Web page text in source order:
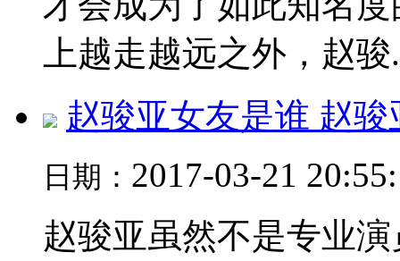
上越走越远之外，赵骏
赵骏亚女友是谁 赵
日期： 2017-03-21
赵骏亚虽然不是专业